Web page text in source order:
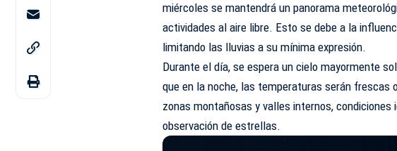
miércoles se mantendrá un panorama
actividades al aire libre. Esto se debe a la
limitando las lluvias a su mínima expresión.
Durante el día, se espera un cielo mayormente
que en la noche, las temperaturas serán frescas
zonas montañosas y valles internos,
observación de estrellas.